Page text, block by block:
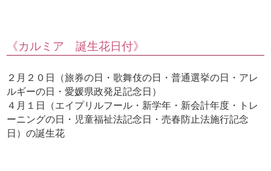
《カルミア 誕生花日付》
２月２０日（旅券の日・歌舞伎の日・普通選挙の日・アレ
ルギーの日・愛媛県政発足記念日）
４月１日（エイプリルフール・新学年・新会計年度・トレ
ーニングの日・児童福祉法記念日・売春防止法施行記念
日）の誕生花